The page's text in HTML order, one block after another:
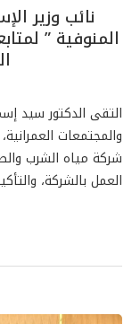
نائب وزير
المنوفية ”
التقى الدكتور سيد
والمجتمعات
شركة مياه الشرب
العمل بالشركة،